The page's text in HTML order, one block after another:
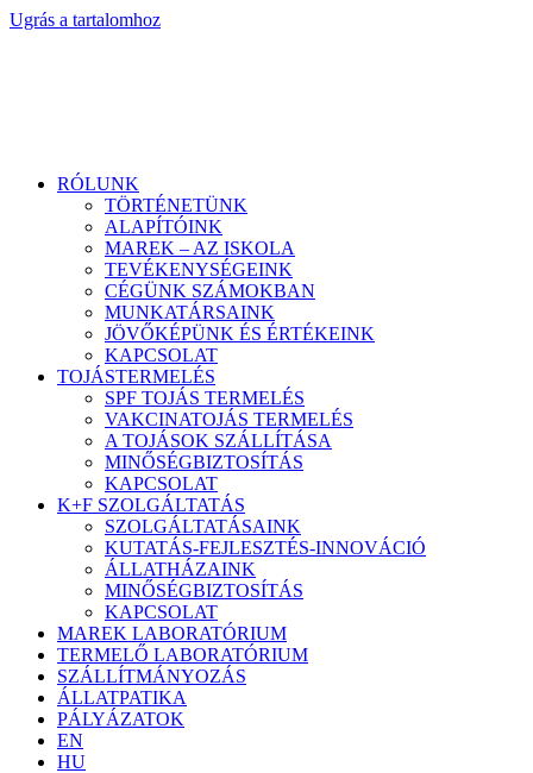
Ugrás a tartalomhoz
RÓLUNK
TÖRTÉNETÜNK
ALAPÍTÓINK
MAREK – AZ ISKOLA
TEVÉKENYSÉGEINK
CÉGÜNK SZÁMOKBAN
MUNKATÁRSAINK
JÖVŐKÉPÜNK ÉS ÉRTÉKEINK
KAPCSOLAT
TOJÁSTERMELÉS
SPF TOJÁS TERMELÉS
VAKCINATOJÁS TERMELÉS
A TOJÁSOK SZÁLLÍTÁSA
MINŐSÉGBIZTOSÍTÁS
KAPCSOLAT
K+F SZOLGÁLTATÁS
SZOLGÁLTATÁSAINK
KUTATÁS-FEJLESZTÉS-INNOVÁCIÓ
ÁLLATHÁZAINK
MINŐSÉGBIZTOSÍTÁS
KAPCSOLAT
MAREK LABORATÓRIUM
TERMELŐ LABORATÓRIUM
SZÁLLÍTMÁNYOZÁS
ÁLLATPATIKA
PÁLYÁZATOK
EN
HU